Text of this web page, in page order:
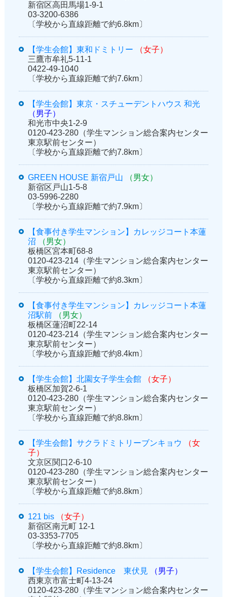
新宿区高田馬場1-9-1
03-3200-6386
〔学校から直線距離で約6.8km〕
【学生会館】東和ドミトリー
（女子）
三鷹市牟礼5-11-1
0422-49-1040
〔学校から直線距離で約7.6km〕
【学生会館】東京・スチューデントハウス 和光
（男子）
和光市中央1-2-9
0120-423-280（学生マンション総合案内センター
東京駅前センター）
〔学校から直線距離で約7.8km〕
GREEN HOUSE 新宿戸山
（男女）
新宿区戸山1-5-8
03-5996-2280
〔学校から直線距離で約7.9km〕
【食事付き学生マンション】カレッジコート本蓮
沼
（男女）
板橋区宮本町68-8
0120-423-214（学生マンション総合案内センター
東京駅前センター）
〔学校から直線距離で約8.3km〕
【食事付き学生マンション】カレッジコート本蓮
沼駅前
（男女）
板橋区蓮沼町22-14
0120-423-214（学生マンション総合案内センター
東京駅前センター）
〔学校から直線距離で約8.4km〕
【学生会館】北園女子学生会館
（女子）
板橋区加賀2-6-1
0120-423-280（学生マンション総合案内センター
東京駅前センター）
〔学校から直線距離で約8.8km〕
【学生会館】サクラドミトリーブンキョウ
（女
子）
文京区関口2-6-10
0120-423-280（学生マンション総合案内センター
東京駅前センター）
〔学校から直線距離で約8.8km〕
121 bis
（女子）
新宿区南元町 12-1
03-3353-7705
〔学校から直線距離で約8.8km〕
【学生会館】Residence 東伏見
（男子）
西東京市富士町4-13-24
0120-423-280（学生マンション総合案内センター